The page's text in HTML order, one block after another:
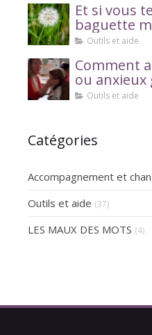
Et si vous
baguette
bien-être ?
Outils et aide
Comment
ou anxieux
Outils et aide
Catégories
Accompagnement et
Outils et aide (37)
LES MAUX DES MOTS (4)